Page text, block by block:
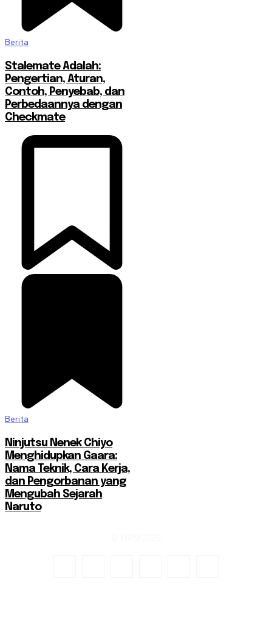
Berita
Stalemate Adalah:
Pengertian, Aturan,
Contoh, Penyebab, dan
Perbedaannya dengan
Checkmate
Berita
Ninjutsu Nenek Chiyo
Menghidupkan Gaara:
Nama Teknik, Cara Kerja,
dan Pengorbanan yang
Mengubah Sejarah
Naruto